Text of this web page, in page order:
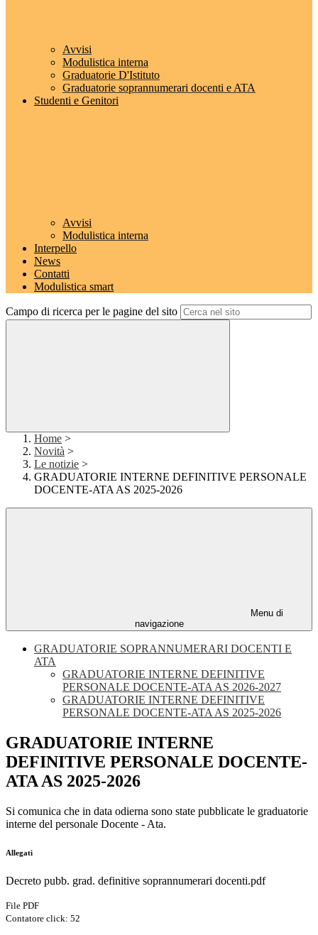
Avvisi
Modulistica interna
Graduatorie D'Istituto
Graduatorie soprannumerari docenti e ATA
Studenti e Genitori
Avvisi
Modulistica interna
Interpello
News
Contatti
Modulistica smart
Campo di ricerca per le pagine del sito
Home >
Novità >
Le notizie >
GRADUATORIE INTERNE DEFINITIVE PERSONALE
DOCENTE-ATA AS 2025-2026
Menu di
navigazione
GRADUATORIE SOPRANNUMERARI DOCENTI E
ATA
GRADUATORIE INTERNE DEFINITIVE
PERSONALE DOCENTE-ATA AS 2026-2027
GRADUATORIE INTERNE DEFINITIVE
PERSONALE DOCENTE-ATA AS 2025-2026
GRADUATORIE INTERNE
DEFINITIVE PERSONALE DOCENTE-
ATA AS 2025-2026
Si comunica che in data odierna sono state pubblicate le graduatorie
interne del personale Docente - Ata.
Allegati
Decreto pubb. grad. definitive soprannumerari docenti.pdf
File PDF
Contatore click: 52